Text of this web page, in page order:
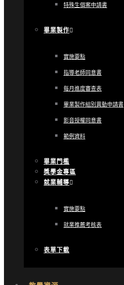
特殊生個案申請書
畢業製作
實施要點
指導老師同意書
每月進度審查表
畢業製作組別異動申請書
影音授權同意書
範例資料
畢業門檻
獎學金專區
就業輔導
實施要點
就業推薦考核表
表單下載